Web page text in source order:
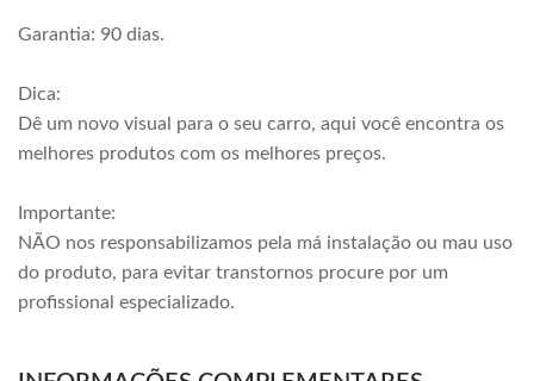
Garantia: 90 dias.
Dica:
Dê um novo visual para o seu carro, aqui você encontra os
melhores produtos com os melhores preços.
Importante:
NÃO nos responsabilizamos pela má instalação ou mau uso
do produto, para evitar transtornos procure por um
profissional especializado.